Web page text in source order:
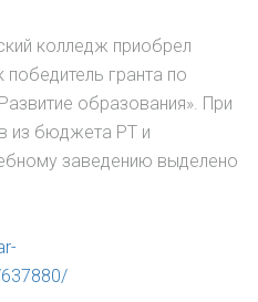
колледж приобрел
победитель гранта по
образования». При
из бюджета РТ и
заведению выделено